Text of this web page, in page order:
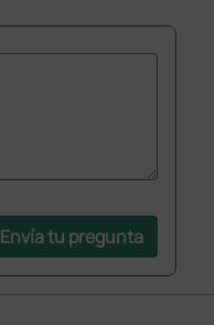
Envía tu pregunta